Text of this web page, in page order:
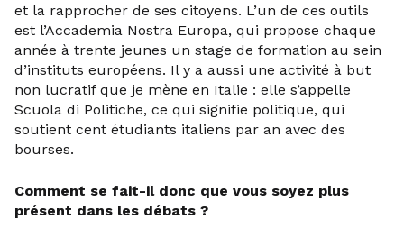
et la rapprocher de ses citoyens. L’un de ces outils
est l’Accademia Nostra Europa, qui propose chaque
année à trente jeunes un stage de formation au sein
d’instituts européens. Il y a aussi une activité à but
non lucratif que je mène en Italie : elle s’appelle
Scuola di Politiche, ce qui signifie politique, qui
soutient cent étudiants italiens par an avec des
bourses.
Comment se fait-il donc que vous soyez plus
présent dans les débats ?